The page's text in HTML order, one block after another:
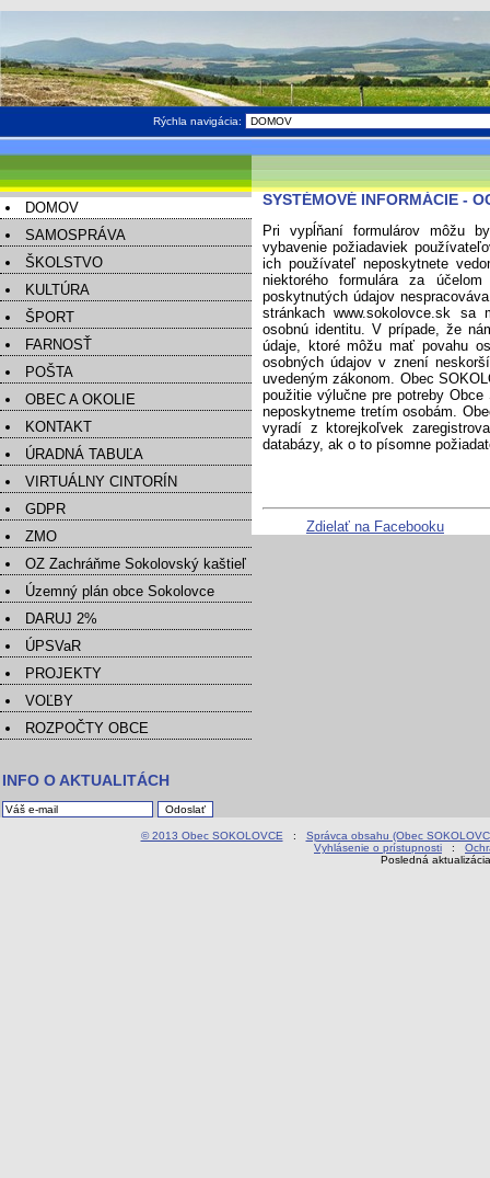
Rýchla navigácia:
DOMOV
SAMOSPRÁVA
ŠKOLSTVO
KULTÚRA
ŠPORT
FARNOSŤ
POŠTA
OBEC A OKOLIE
KONTAKT
ÚRADNÁ TABUĽA
VIRTUÁLNY CINTORÍN
GDPR
ZMO
OZ Zachráňme Sokolovský kaštieľ
Územný plán obce Sokolovce
DARUJ 2%
ÚPSVaR
PROJEKTY
VOĽBY
ROZPOČTY OBCE
INFO O AKTUALITÁCH
SYSTÉMOVÉ INFORMÁCIE -
Pri vypĺňaní formulárov môžu
vybavenie požiadaviek
ich používateľ neposkytnete
niektorého formulára za
poskytnutých údajov
stránkach www.sokolovce.sk sa
osobnú identitu. V prípade, že
údaje, ktoré môžu mať povahu
osobných údajov v znení
uvedeným zákonom. Obec
použitie výlučne pre potreby
neposkytneme tretím osobám.
vyradí z ktorejkoľvek
databázy, ak o to písomne
Zdielať na Facebooku
© 2013 Obec SOKOLOVCE : Správca obsahu (Obec
Vyhlásenie o prístupnosti :
Posledná